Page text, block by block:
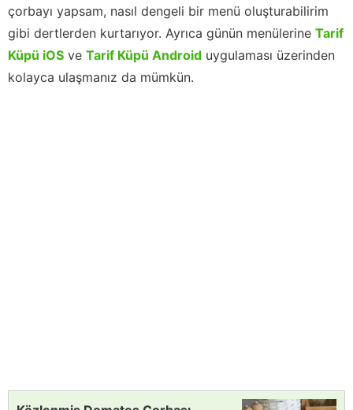
çorbayı yapsam, nasıl dengeli bir menü oluşturabilirim
gibi dertlerden kurtarıyor. Ayrıca günün menülerine Tarif
Küpü iOS ve Tarif Küpü Android uygulaması üzerinden
kolayca ulaşmanız da mümkün.